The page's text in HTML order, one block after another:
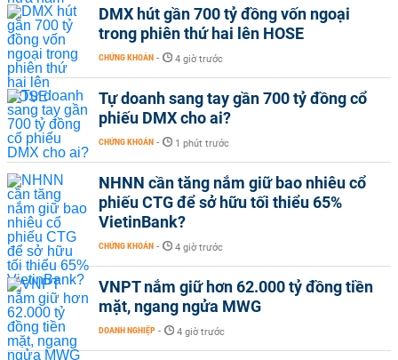
DMX hút gần 700 tỷ đồng vốn ngoại
trong phiên thứ hai lên HOSE
CHỨNG KHOÁN - 4 giờ trước
Tự doanh sang tay gần 700 tỷ đồng cổ
phiếu DMX cho ai?
CHỨNG KHOÁN - 1 phút trước
NHNN cần tăng nắm giữ bao nhiêu cổ
phiếu CTG để sở hữu tối thiểu 65%
VietinBank?
CHỨNG KHOÁN - 4 giờ trước
VNPT nắm giữ hơn 62.000 tỷ đồng tiền
mặt, ngang ngửa MWG
DOANH NGHIỆP - 4 giờ trước